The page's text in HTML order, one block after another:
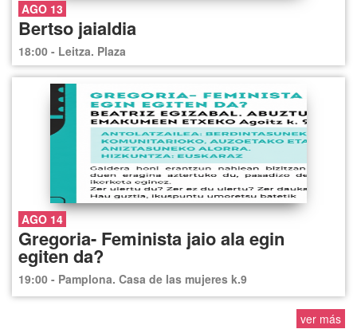
AGO 13
Bertso jaialdia
18:00 - Leitza. Plaza
AGO 14
Gregoria- Feminista jaio ala egin
egiten da?
19:00 - Pamplona. Casa de las mujeres k.9
ver más